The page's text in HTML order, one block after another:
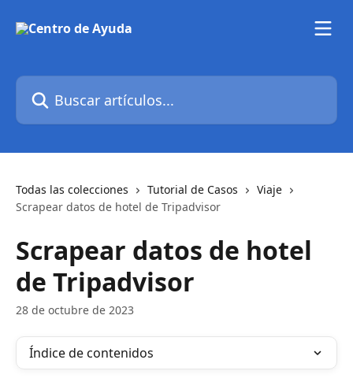
Buscar artículos...
Todas las colecciones Tutorial de Casos
Viaje
Scrapear datos de hotel de Tripadvisor
Scrapear datos de hotel
de Tripadvisor
28 de octubre de 2023
Índice de contenidos